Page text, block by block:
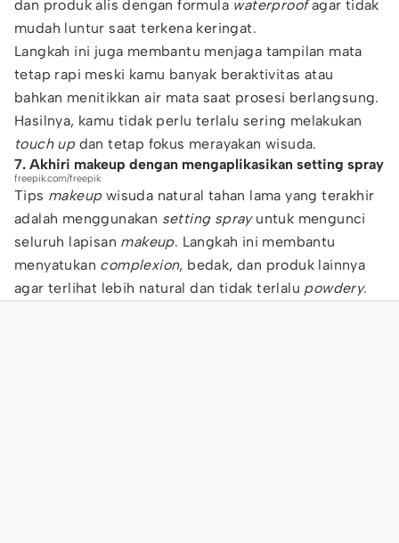
dan produk alis dengan formula waterproofagar tidak
mudah luntur saat terkena keringat.
Langkah ini juga membantu menjaga tampilan mata
tetap rapi meski kamu banyak beraktivitas atau
bahkan menitikkan air mata saat prosesi berlangsung.
Hasilnya, kamu tidak perlu terlalu sering melakukan
touch up dan tetap fokus merayakan wisuda.
7. Akhiri makeup dengan mengaplikasikan setting spray
freepik.com/freepik
Tips makeup wisuda natural tahan lama yang terakhir
adalah menggunakan setting sprayuntuk mengunci
seluruh lapisan makeup. Langkah ini membantu
menyatukan complexion, bedak, dan produk lainnya
agar terlihat lebih natural dan tidak terlalu powdery.